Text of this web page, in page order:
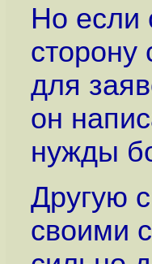
Но если
сторону
для
он
нужды
Другую
своими